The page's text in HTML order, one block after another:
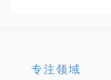
专注领域